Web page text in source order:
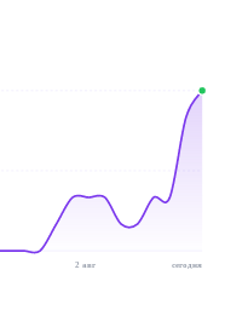
2 авг сегодня